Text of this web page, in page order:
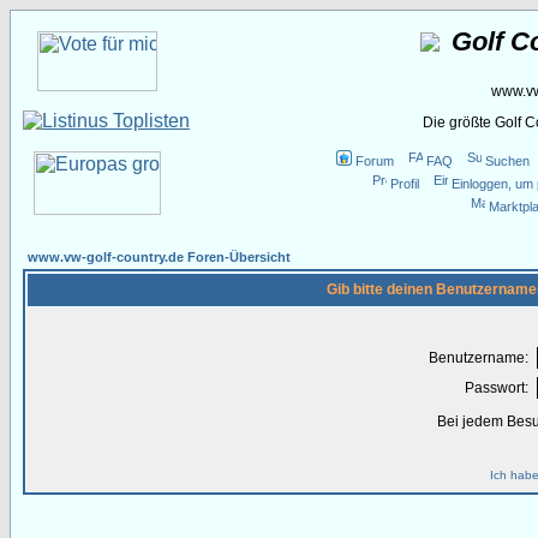
Golf
Die größte Golf
Forum FAQ
Suchen
Profil
Einloggen,
www.vw-golf-country.de Foren-Übersicht
Gib bitte deinen
Benutzername:
Passwort:
Bei jedem
Ich